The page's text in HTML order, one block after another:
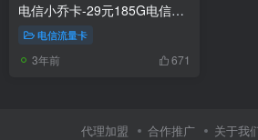
电信小乔卡-29元185G电信流量卡推荐
电信流量卡
3年前 671
代理加盟 合作推广 关于我